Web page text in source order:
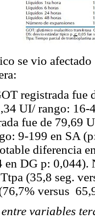
se vio afectado
registrada
UI/ rango: 16-
fue de 79,69
9-199 en SA
diferencia
en DG p:
(35,8 seg.
versus
variables